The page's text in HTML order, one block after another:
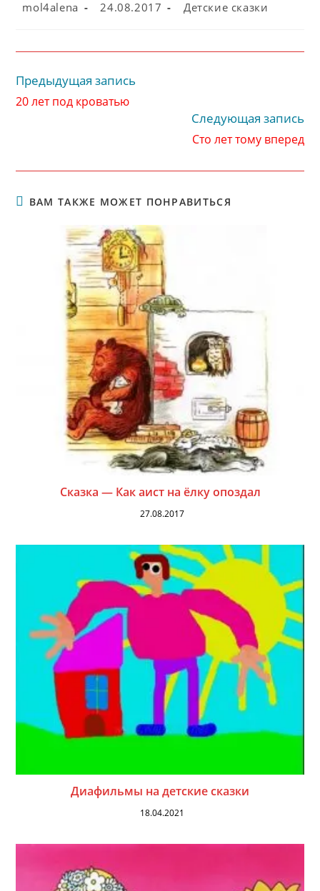
Автор
mol4alena
Запись
24.08.2017
Рубрика
записи:
Детские сказки
Читать
статьи
Предыдущая запись
20 лет под кроватью
Следующая запись
Сто лет тому вперед
ВАМ ТАКЖЕ МОЖЕТ ПОНРАВИТЬСЯ
Сказка — Как аист на ёлку опоздал
27.08.2017
Диафильмы на детские сказки
18.04.2021